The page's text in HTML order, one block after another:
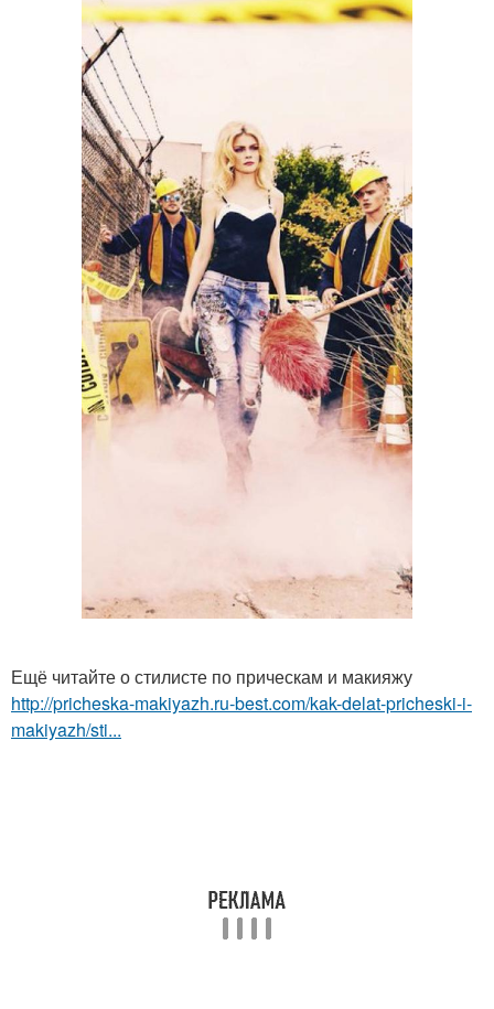
Ещё читайте о стилисте по прическам и макияжу
http://pricheska-makiyazh.ru-best.com/kak-delat-pricheski-i-
makiyazh/sti...